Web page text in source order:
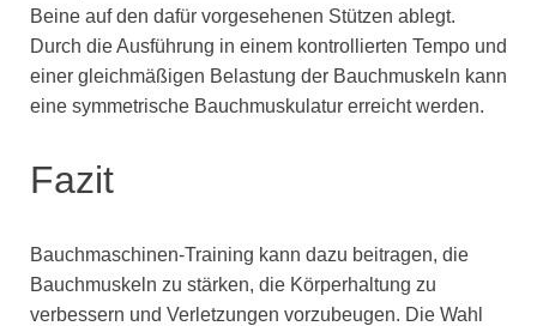
Beine auf den dafür vorgesehenen Stützen ablegt.
Durch die Ausführung in einem kontrollierten Tempo und
einer gleichmäßigen Belastung der Bauchmuskeln kann
eine symmetrische Bauchmuskulatur erreicht werden.
Fazit
Bauchmaschinen-Training kann dazu beitragen, die
Bauchmuskeln zu stärken, die Körperhaltung zu
verbessern und Verletzungen vorzubeugen. Die Wahl